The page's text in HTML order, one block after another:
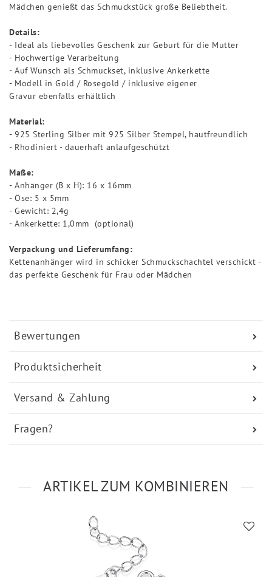
Bewertungen
Produktsicherheit
Versand & Zahlung
Fragen?
Mädchen genießt das Schmuckstück große Beliebtheit.
Details:
- Ideal als liebevolles Geschenk zur Geburt für die Mutter
- Hochwertige Verarbeitung
- Auf Wunsch als Schmuckset, inklusive Ankerkette
- Modell in Gold / Rosegold / inklusive eigener
Gravur ebenfalls erhältlich
Material:
- 925 Sterling Silber mit 925 Silber Stempel, hautfreundlich
- Rhodiniert - dauerhaft anlaufgeschützt
Maße:
- Anhänger (B x H): 16 x 16mm
- Öse: 5 x 5mm
- Gewicht: 2,4g
- Ankerkette: 1,0mm (optional)
Verpackung und Lieferumfang:
Kettenanhänger wird in schicker Schmuckschachtel verschickt -
das perfekte Geschenk für Frau oder Mädchen
ARTIKEL ZUM KOMBINIEREN